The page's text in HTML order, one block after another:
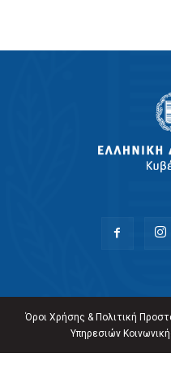
Όροι Χρήσης & Πολιτική
Υπηρεσιών